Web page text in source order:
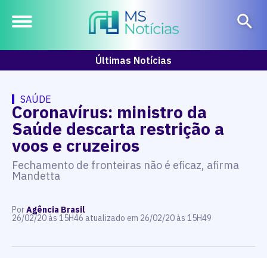
Últimas Notícias
SAÚDE
Coronavírus: ministro da
Saúde descarta restrição a
voos e cruzeiros
Fechamento de fronteiras não é eficaz, afirma
Mandetta
PorAgência Brasil
26/02/20 às 15H46 atualizado em 26/02/20 às 15H49